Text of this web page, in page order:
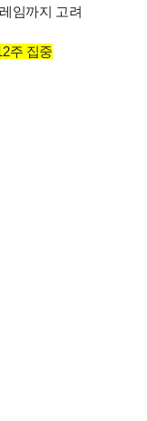
임까지 고려
주 집중